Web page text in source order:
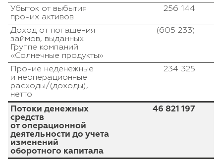
Убыток от выбытия
прочих активов
256 144
Доход от погашения
займов, выданных
Группе компаний
«Солнечные продукты»
(605 233)
Прочие неденежные
и неоперационные
расходы/(доходы),
нетто
234 325
Потоки денежных
средств
от операционной
деятельности до учета
изменений
оборотного капитала
46 821 197